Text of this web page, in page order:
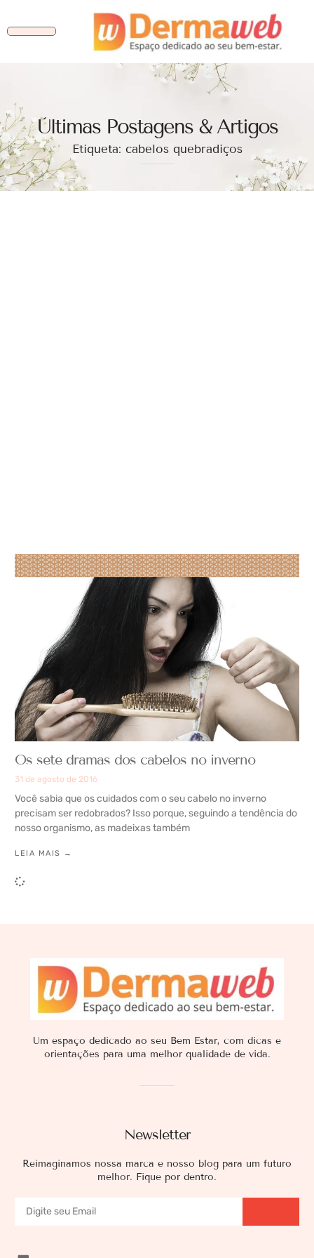
Ùltimas Postagens & Artigos
Etiqueta: cabelos quebradiços
Os sete dramas dos cabelos no inverno
31 de agosto de 2016
Você sabia que os cuidados com o seu cabelo no inverno
precisam ser redobrados? Isso porque, seguindo a tendência do
nosso organismo, as madeixas também
LEIA MAIS →
Newsletter
Reimaginamos nossa marca e nosso blog para um futuro
melhor. Fique por dentro.
Um espaço dedicado ao seu Bem Estar, com dicas e
orientações para uma melhor qualidade de vida.